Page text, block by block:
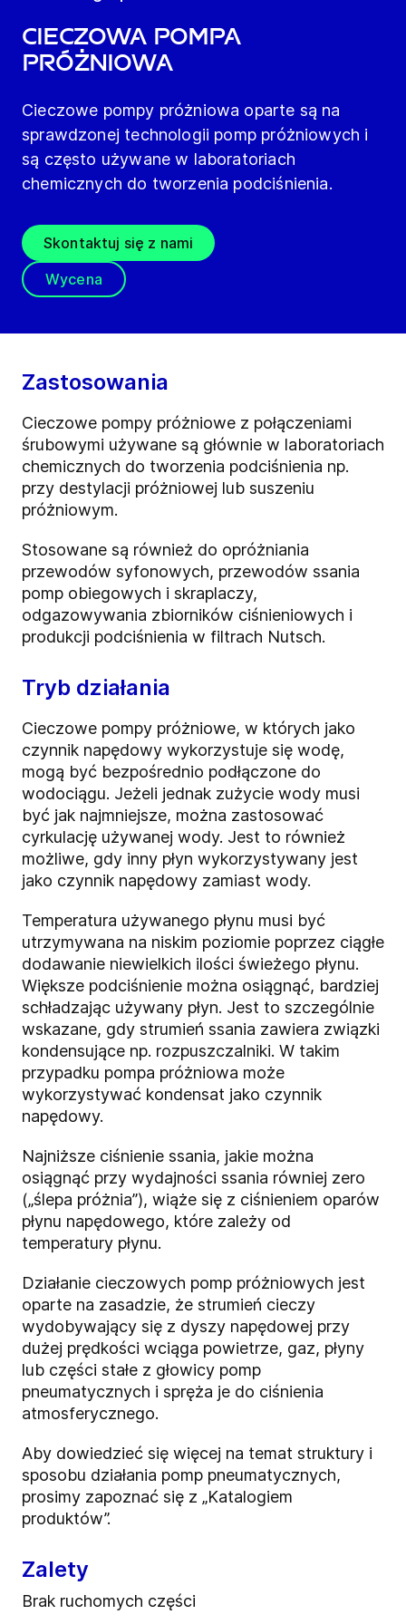
Cieczowa pompa
próżniowa
Cieczowe pompy próżniowa oparte są na
sprawdzonej technologii pomp próżniowych i
są często używane w laboratoriach
chemicznych do tworzenia podciśnienia.
Skontaktuj się z nami
Wycena
Zastosowania
Cieczowe pompy próżniowe z połączeniami
śrubowymi używane są głównie w laboratoriach
chemicznych do tworzenia podciśnienia np.
przy destylacji próżniowej lub suszeniu
próżniowym.
Stosowane są również do opróżniania
przewodów syfonowych, przewodów ssania
pomp obiegowych i skraplaczy,
odgazowywania zbiorników ciśnieniowych i
produkcji podciśnienia w filtrach Nutsch.
Tryb działania
Cieczowe pompy próżniowe, w których jako
czynnik napędowy wykorzystuje się wodę,
mogą być bezpośrednio podłączone do
wodociągu. Jeżeli jednak zużycie wody musi
być jak najmniejsze, można zastosować
cyrkulację używanej wody. Jest to również
możliwe, gdy inny płyn wykorzystywany jest
jako czynnik napędowy zamiast wody.
Temperatura używanego płynu musi być
utrzymywana na niskim poziomie poprzez ciągłe
dodawanie niewielkich ilości świeżego płynu.
Większe podciśnienie można osiągnąć, bardziej
schładzając używany płyn. Jest to szczególnie
wskazane, gdy strumień ssania zawiera związki
kondensujące np. rozpuszczalniki. W takim
przypadku pompa próżniowa może
wykorzystywać kondensat jako czynnik
napędowy.
Najniższe ciśnienie ssania, jakie można
osiągnąć przy wydajności ssania równiej zero
(„ślepa próżnia”), wiąże się z ciśnieniem oparów
płynu napędowego, które zależy od
temperatury płynu.
Działanie cieczowych pomp próżniowych jest
oparte na zasadzie, że strumień cieczy
wydobywający się z dyszy napędowej przy
dużej prędkości wciąga powietrze, gaz, płyny
lub części stałe z głowicy pomp
pneumatycznych i spręża je do ciśnienia
atmosferycznego.
Aby dowiedzieć się więcej na temat struktury i
sposobu działania pomp pneumatycznych,
prosimy zapoznać się z „Katalogiem
produktów”.
Zalety
Brak ruchomych części